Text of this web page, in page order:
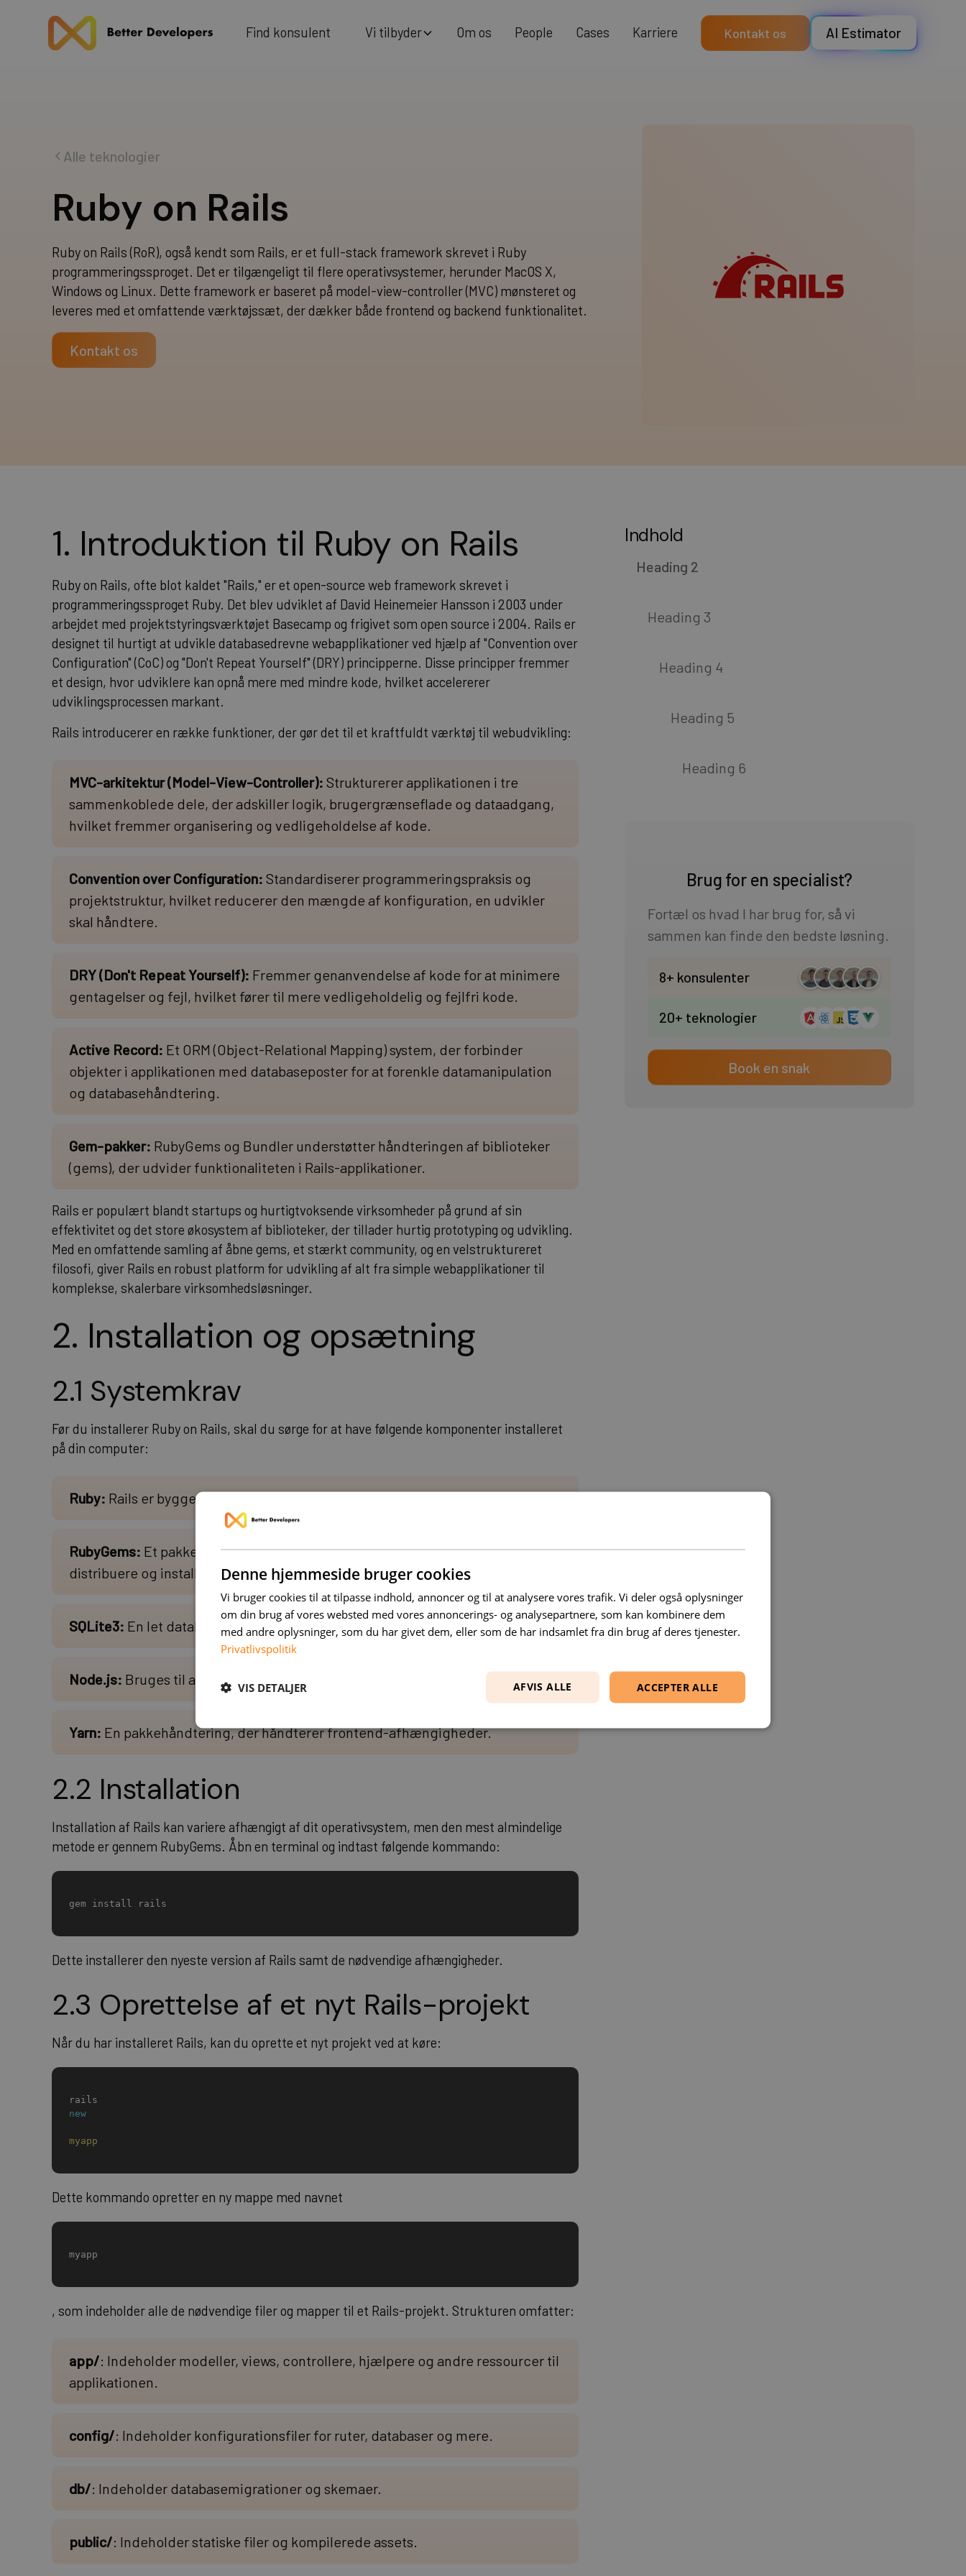
Find konsulent Vi tilbyder Om os People Cases Karriere Kontakt os AI Estimator
Alle teknologier
Ruby on Rails
Ruby on Rails (RoR), også kendt som Rails, er et full-stack framework skrevet i Ruby
programmeringssproget. Det er tilgængeligt til flere operativsystemer, herunder MacOS X,
Windows og Linux. Dette framework er baseret på model-view-controller (MVC) mønsteret og
leveres med et omfattende værktøjssæt, der dækker både frontend og backend funktionalitet.
Kontakt os
1. Introduktion til Ruby on Rails
Ruby on Rails, ofte blot kaldet "Rails," er et open-source web framework skrevet i
programmeringssproget Ruby. Det blev udviklet af David Heinemeier Hansson i 2003 under
arbejdet med projektstyringsværktøjet Basecamp og frigivet som open source i 2004. Rails er
designet til hurtigt at udvikle databasedrevne webapplikationer ved hjælp af "Convention over
Configuration" (CoC) og "Don't Repeat Yourself" (DRY) principperne. Disse principper fremmer
et design, hvor udviklere kan opnå mere med mindre kode, hvilket accelererer
udviklingsprocessen markant.
Rails introducerer en række funktioner, der gør det til et kraftfuldt værktøj til webudvikling:
MVC-arkitektur (Model-View-Controller): Strukturerer applikationen i tre
sammenkoblede dele, der adskiller logik, brugergrænseflade og dataadgang,
hvilket fremmer organisering og vedligeholdelse af kode.
Convention over Configuration: Standardiserer programmeringspraksis og
projektstruktur, hvilket reducerer den mængde af konfiguration, en udvikler
skal håndtere.
DRY (Don't Repeat Yourself): Fremmer genanvendelse af kode for at minimere
gentagelser og fejl, hvilket fører til mere vedligeholdelig og fejlfri kode.
Active Record: Et ORM (Object-Relational Mapping) system, der forbinder
objekter i applikationen med databaseposter for at forenkle datamanipulation
og databasehåndtering.
Gem-pakker: RubyGems og Bundler understøtter håndteringen af biblioteker
(gems), der udvider funktionaliteten i Rails-applikationer.
Rails er populært blandt startups og hurtigtvoksende virksomheder på grund af sin
effektivitet og det store økosystem af biblioteker, der tillader hurtig prototyping og udvikling.
Med en omfattende samling af åbne gems, et stærkt community, og en velstruktureret
filosofi, giver Rails en robust platform for udvikling af alt fra simple webapplikationer til
komplekse, skalerbare virksomhedsløsninger.
2. Installation og opsætning
2.1 Systemkrav
Før du installerer Ruby on Rails, skal du sørge for at have følgende komponenter installeret
på din computer:
Ruby: Rails er bygget med Ruby-sproget, så du skal have Ruby installeret.
RubyGems: Et pakkehåndteringssystem for Ruby, som gør det nemt at
distribuere og installere Ruby-biblioteker og applikationer.
SQLite3: En let database, som Rails bruger som standard til udvikling og test.
Node.js: Bruges til at kompilere JavaScript-assets.
Yarn: En pakkehåndtering, der håndterer frontend-afhængigheder.
2.2 Installation
Installation af Rails kan variere afhængigt af dit operativsystem, men den mest almindelige
metode er gennem RubyGems. Åbn en terminal og indtast følgende kommando:
gem install rails
Dette installerer den nyeste version af Rails samt de nødvendige afhængigheder.
2.3 Oprettelse af et nyt Rails-projekt
Når du har installeret Rails, kan du oprette et nyt projekt ved at køre:
rails
new
myapp
Dette kommando opretter en ny mappe med navnet
myapp
, som indeholder alle de nødvendige filer og mapper til et Rails-projekt. Strukturen omfatter:
app/: Indeholder modeller, views, controllere, hjælpere og andre ressourcer til
applikationen.
config/: Indeholder konfigurationsfiler for ruter, databaser og mere.
db/: Indeholder databasemigrationer og skemaer.
public/: Indeholder statiske filer og kompilerede assets.
Indhold
Heading 2
Heading 3
Heading 4
Heading 5
Heading 6
Brug for en specialist?
Fortæl os hvad I har brug for, så vi
sammen kan finde den bedste løsning.
8+ konsulenter
20+ teknologier
Book en snak
Denne hjemmeside bruger cookies
Vi bruger cookies til at tilpasse indhold, annoncer og til at analysere vores trafik. Vi deler også oplysninger
om din brug af vores websted med vores annoncerings- og analysepartnere, som kan kombinere dem
med andre oplysninger, som du har givet dem, eller som de har indsamlet fra din brug af deres tjenester.
Privatlivspolitik
ACCEPTER ALLE
AFVIS ALLE
VIS DETALJER